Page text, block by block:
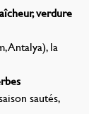
verdure
Antalya), la
sautés,